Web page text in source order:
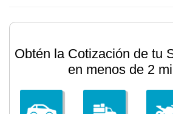
Obtén la Cotización de tu
en menos de 2